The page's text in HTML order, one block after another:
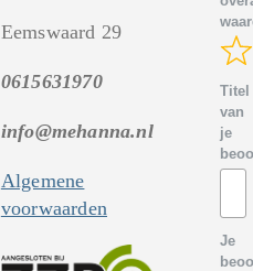
Eemswaard 29
0615631970
info@mehanna.nl
Algemene
voorwaarden
Titel
van
je
Je